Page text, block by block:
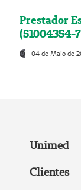
Prestador
(51004354-
04 de Maio de
Unimed
Clientes